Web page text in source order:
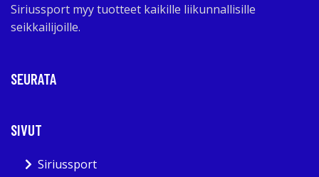
Siriussport myy tuotteet kaikille liikunnallisille
seikkailijoille.
SEURATA
SIVUT
Siriussport